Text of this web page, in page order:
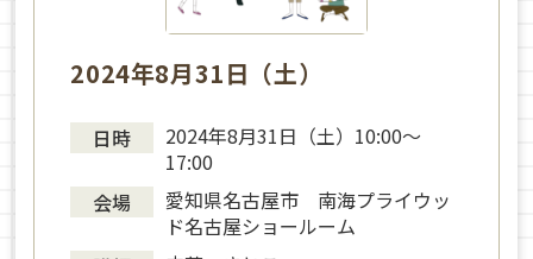
2024年8月31日（土）
日時
2024年8月31日（土）10:00～
17:00
会場
愛知県名古屋市 南海プライウッ
ド名古屋ショールーム